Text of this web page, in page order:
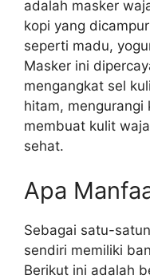
adalah masker
kopi yang
seperti madu,
Masker ini
mengangkat sel
hitam, mengurangi
membuat kulit
sehat.
Apa
Sebagai satu-
sendiri memiliki
Berikut ini adalah